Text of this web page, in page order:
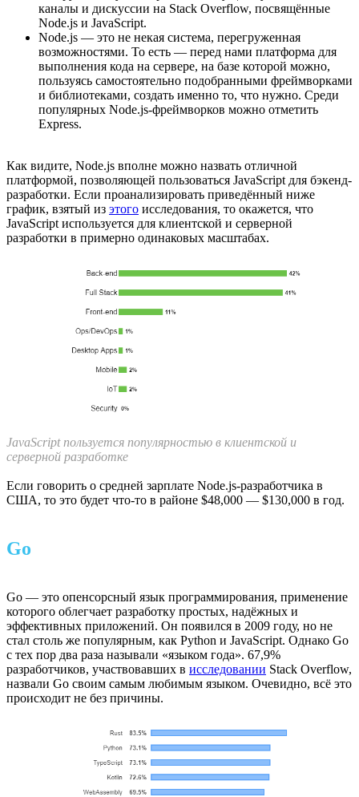
каналы и дискуссии на Stack Overflow, посвящённые
Node.js и JavaScript.
Node.js — это не некая система, перегруженная
возможностями. То есть — перед нами платформа для
выполнения кода на сервере, на базе которой можно,
пользуясь самостоятельно подобранными фреймворками
и библиотеками, создать именно то, что нужно. Среди
популярных Node.js-фреймворков можно отметить
Express.
Как видите, Node.js вполне можно назвать отличной
платформой, позволяющей пользоваться JavaScript для бэкенд-
разработки. Если проанализировать приведённый ниже
график, взятый из этого исследования, то окажется, что
JavaScript используется для клиентской и серверной
разработки в примерно одинаковых масштабах.
JavaScript пользуется популярностью в клиентской и
серверной разработке
Если говорить о средней зарплате Node.js-разработчика в
США, то это будет что-то в районе $48,000 — $130,000 в год.
Go
Go — это опенсорсный язык программирования, применение
которого облегчает разработку простых, надёжных и
эффективных приложений. Он появился в 2009 году, но не
стал столь же популярным, как Python и JavaScript. Однако Go
с тех пор два раза называли «языком года». 67,9%
разработчиков, участвовавших в исследовании Stack Overflow,
назвали Go своим самым любимым языком. Очевидно, всё это
происходит не без причины.